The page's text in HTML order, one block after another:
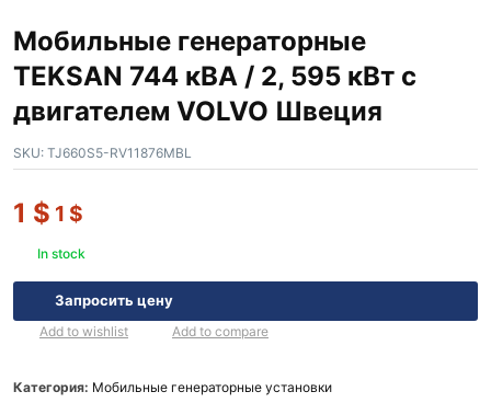
Мобильные генераторные
TEKSAN 744 кВА / 2, 595 кВт с
двигателем VOLVO Швеция
SKU: TJ660S5-RV11876MBL
1 $ 1 $
In stock
Запросить цену
Add to wishlist Add to compare
Категория: Мобильные генераторные установки